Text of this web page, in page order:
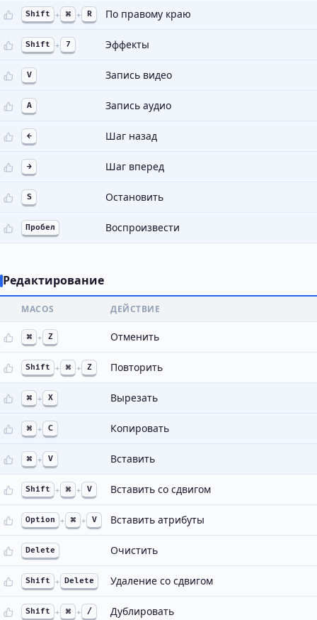
Shift + ⌘ + R По правому краю
Shift + 7 Эффекты
V Запись видео
A Запись аудио
← Шаг назад
→ Шаг вперед
S Остановить
Пробел Воспроизвести
Редактирование
MACOS ДЕЙСТВИЕ
⌘ + Z Отменить
Shift + ⌘ + Z Повторить
⌘ + X Вырезать
⌘ + C Копировать
⌘ + V Вставить
Shift + ⌘ + V Вставить со сдвигом
Option + ⌘ + V Вставить атрибуты
Delete Очистить
Shift + Delete Удаление со сдвигом
Shift + ⌘ + / Дублировать